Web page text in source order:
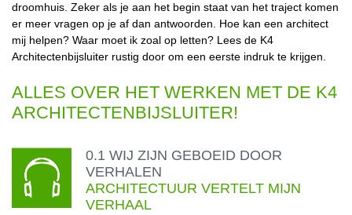
droomhuis. Zeker als je aan het begin staat van het traject komen
er meer vragen op je af dan antwoorden. Hoe kan een architect
mij helpen? Waar moet ik zoal op letten? Lees de K4
Architectenbijsluiter rustig door om een eerste indruk te krijgen.
ALLES OVER HET WERKEN MET DE K4
ARCHITECTENBIJSLUITER!
0.1 WIJ ZIJN GEBOEID DOOR
VERHALEN
ARCHITECTUUR VERTELT MIJN
VERHAAL